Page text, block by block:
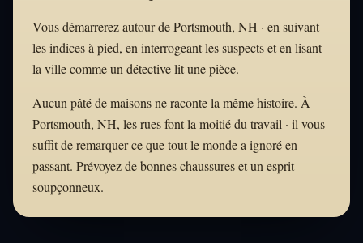
Vous démarrerez autour de Portsmouth, NH · en suivant
les indices à pied, en interrogeant les suspects et en lisant
la ville comme un détective lit une pièce.
Aucun pâté de maisons ne raconte la même histoire. À
Portsmouth, NH, les rues font la moitié du travail · il vous
suffit de remarquer ce que tout le monde a ignoré en
passant. Prévoyez de bonnes chaussures et un esprit
soupçonneux.